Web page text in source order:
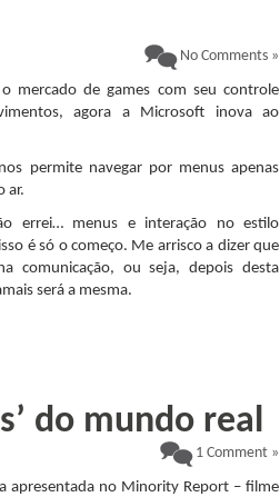
No Comments »
mercado de games com seu controle
agora a Microsoft inova ao
permite navegar por menus apenas
ar.
errei… menus e interação no estilo
é só o começo. Me arrisco a dizer que
comunicação, ou seja, depois desta
será a mesma.
do mundo real
1 Comment »
apresentada no Minority Report – filme